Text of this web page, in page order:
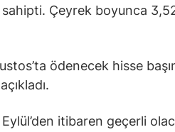
Çeyrek boyunca
ödenecek hisse
itibaren geçerli